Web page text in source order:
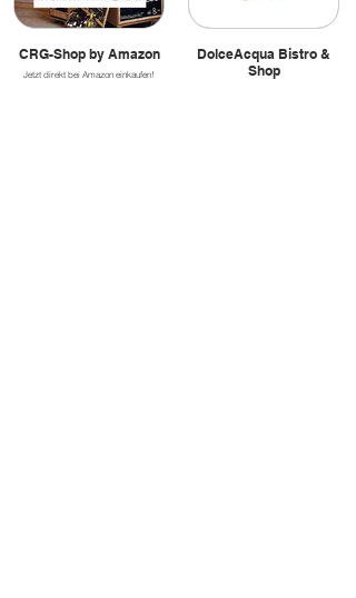
CRG-Shop by Amazon
Jetzt direkt bei Amazon einkaufen!
DolceAcqua Bistro &
Shop